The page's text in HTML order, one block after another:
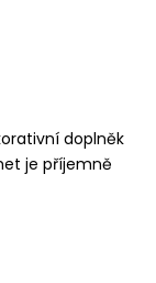
doplněk
je příjemně